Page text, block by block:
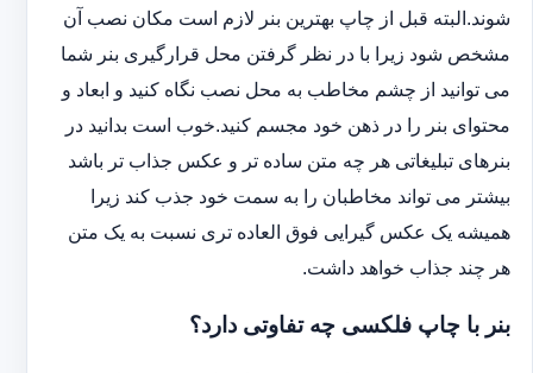
شوند.البته قبل از چاپ بهترین بنر لازم است مکان نصب آن
مشخص شود زیرا با در نظر گرفتن محل قرارگیری بنر شما
می توانید از چشم مخاطب به محل نصب نگاه کنید و ابعاد و
محتوای بنر را در ذهن خود مجسم کنید.خوب است بدانید در
بنرهای تبلیغاتی هر چه متن ساده تر و عکس جذاب تر باشد
بیشتر می تواند مخاطبان را به سمت خود جذب کند زیرا
همیشه یک عکس گیرایی فوق العاده تری نسبت به یک متن
هر چند جذاب خواهد داشت.
بنر با چاپ فلکسی چه تفاوتی دارد؟